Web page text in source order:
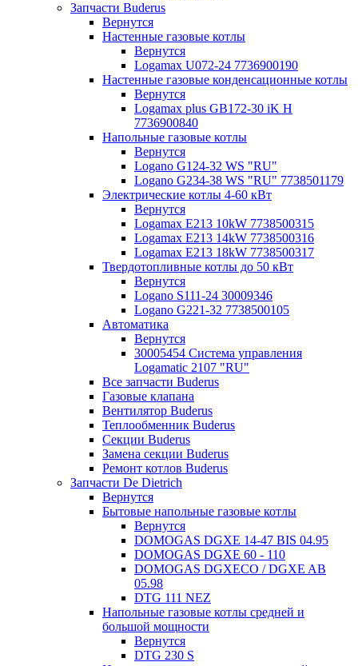
Запчасти Buderus
Вернутся
Настенные газовые котлы
Вернутся
Logamax U072-24 7736900190
Настенные газовые конденсационные котлы
Вернутся
Logamax plus GB172-30 iK H
7736900840
Напольные газовые котлы
Вернутся
Logano G124-32 WS "RU"
Logano G234-38 WS "RU" 7738501179
Электрические котлы 4-60 кВт
Вернутся
Logamax E213 10kW 7738500315
Logamax E213 14kW 7738500316
Logamax E213 18kW 7738500317
Твердотопливные котлы до 50 кВт
Вернутся
Logano S111-24 30009346
Logano G221-32 7738500105
Автоматика
Вернутся
30005454 Система управления
Logamatic 2107 "RU"
Все запчасти Buderus
Газовые клапана
Вентилятор Buderus
Теплообменник Buderus
Секции Buderus
Замена секции Buderus
Ремонт котлов Buderus
Запчасти De Dietrich
Вернутся
Бытовые напольные газовые котлы
Вернутся
DOMOGAS DGXE 14-47 BIS 04.95
DOMOGAS DGXE 60 - 110
DOMOGAS DGXECO / DGXE AB
05.98
DTG 111 NEZ
Напольные газовые котлы средней и
большой мощности
Вернутся
DTG 230 S